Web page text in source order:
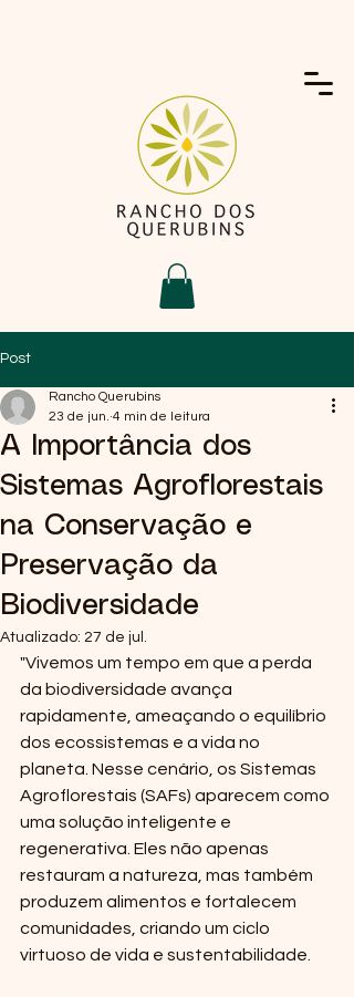
Post
A Importância dos
Sistemas Agroflorestais
na Conservação e
Preservação da
Biodiversidade
Rancho Querubins
23 de jun. 4 min de leitura
Atualizado: 27 de jul.
"Vivemos um tempo em que a perda
da biodiversidade avança
rapidamente, ameaçando o equilíbrio
dos ecossistemas e a vida no
planeta. Nesse cenário, os Sistemas
Agroflorestais (SAFs) aparecem como
uma solução inteligente e
regenerativa. Eles não apenas
restauram a natureza, mas também
produzem alimentos e fortalecem
comunidades, criando um ciclo
virtuoso de vida e sustentabilidade.